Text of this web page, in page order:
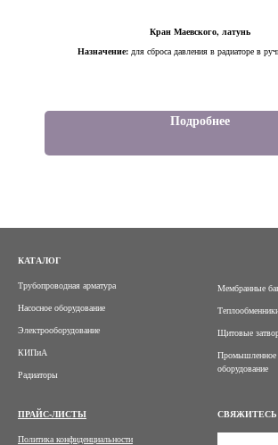
Кран Маевского, латунь
Назначение: для сброса давления в радиаторе в
Подробнее
КАТАЛОГ
Трубопроводная арматура
Насосное оборудование
Электрооборудование
КИПиА
Радиаторы
Мембранные
Щитовые
Промышленное
оборудование
ПРАЙС-ЛИСТЫ
Политика конфиденциальности